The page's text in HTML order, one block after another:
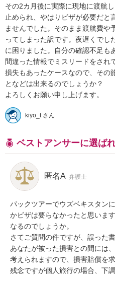
その2カ月後に実際に現地に渡航
止められ、やはりビザが必要だと
ませんでした。そのまま渡航費や
ってしまった訳です。夜遅くでし
に困りました。自分の確認不足も
間違った情報でミスリードをされ
損失もあったケースなので、その
となどは出来るのでしょうか？
よろしくお願い申し上げます。
kiyo_t さん
ベストアンサーに選ば
匿名A 弁護士
パックツアーでウズベキスタン
かビザは要らなかったと思いま
なるのでしょうか。
さてご質問の件ですが、誤った
あなたが被った損害との間には
考えられますので、損害賠償を
残念ですが個人旅行の場合、下